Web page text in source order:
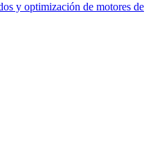
y optimización de motores de